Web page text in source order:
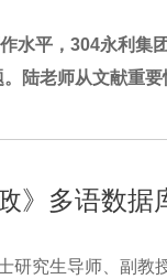
水平，304永利
陆老师从文献重
》多语数据
究生导师、副